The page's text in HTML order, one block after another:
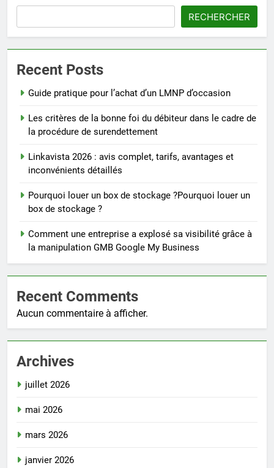
RECHERCHER
Recent Posts
Guide pratique pour l’achat d’un LMNP d’occasion
Les critères de la bonne foi du débiteur dans le cadre de
la procédure de surendettement
Linkavista 2026 : avis complet, tarifs, avantages et
inconvénients détaillés
Pourquoi louer un box de stockage ?Pourquoi louer un
box de stockage ?
Comment une entreprise a explosé sa visibilité grâce à
la manipulation GMB Google My Business
Recent Comments
Aucun commentaire à afficher.
Archives
juillet 2026
mai 2026
mars 2026
janvier 2026